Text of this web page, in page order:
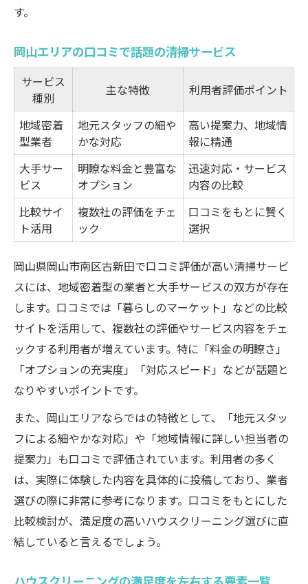
す。
岡山エリアの口コミで話題の清掃サービス
サービス
種別
主な特徴 利用者評価ポイント
地域密着
型業者
地元スタッフの細や
かな対応
高い提案力、地域情
報に精通
大手サー
ビス
明瞭な料金と豊富な
オプション
迅速対応・サービス
内容の比較
比較サイ
ト活用
複数社の評価をチェ
ック
口コミをもとに賢く
選択
岡山県岡山市南区古新田で口コミ評価が高い清掃サービ
スには、地域密着型の業者と大手サービスの双方が存在
します。口コミでは「暮らしのマーケット」などの比較
サイトを活用して、複数社の評価やサービス内容をチェ
ックする利用者が増えています。特に「料金の明瞭さ」
「オプションの充実度」「対応スピード」などが話題と
なりやすいポイントです。
また、岡山エリアならではの特徴として、「地元スタッ
フによる細やかな対応」や「地域情報に詳しい担当者の
提案力」も口コミで評価されています。利用者の多く
は、実際に体験した内容を具体的に投稿しており、業者
選びの際に非常に参考になります。口コミをもとにした
比較検討が、満足度の高いハウスクリーニング選びに直
結していると言えるでしょう。